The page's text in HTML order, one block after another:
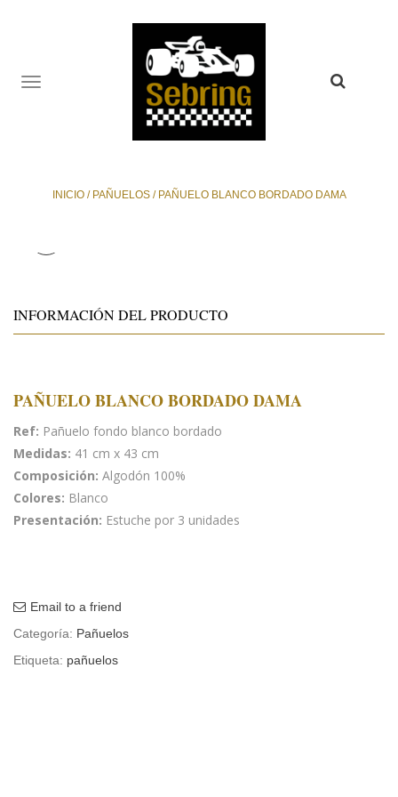
TOGGLE
NAVIGATION
INICIO / PAÑUELOS /PAÑUELO BLANCO BORDADO DAMA
INFORMACIÓN DEL PRODUCTO
PAÑUELO BLANCO BORDADO DAMA
Ref: Pañuelo fondo blanco bordado
Medidas: 41 cm x 43 cm
Composición: Algodón 100%
Colores: Blanco
Presentación: Estuche por 3 unidades
Email to a friend
Categoría: Pañuelos
Etiqueta: pañuelos